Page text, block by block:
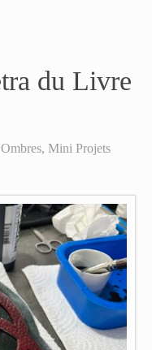
du Livre
, Mini Projets